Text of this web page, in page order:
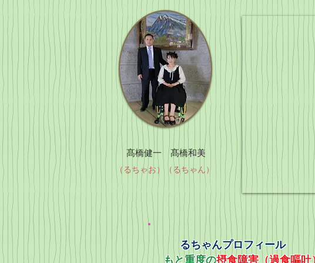
髙橋健一 髙橋和美
（るちゃお）（るちゃん）
るちゃんプロフィール
もと重度の摂食障害（過食嘔吐